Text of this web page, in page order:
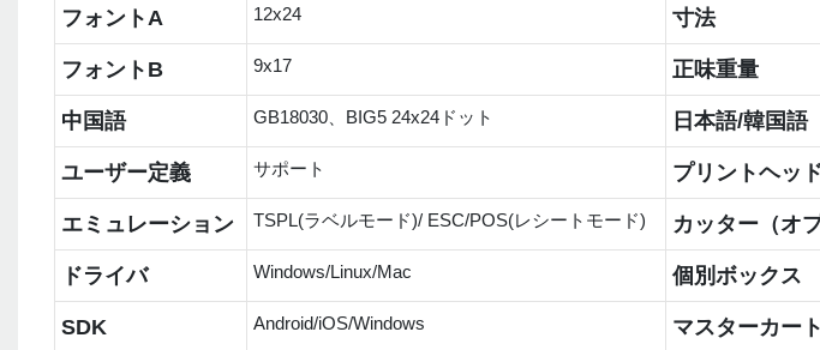
フォントA 12x24 寸法
フォントB 9x17 正味重量
中国語 GB18030、BIG5 24x24ドット 日本語/韓国語
ユーザー定義 サポート プリントヘッ
エミュレーション TSPL(ラベルモード)/ ESC/POS(レシートモード) カッター（オ
ドライバ Windows/Linux/Mac 個別ボックス
SDK Android/iOS/Windows マスターカー